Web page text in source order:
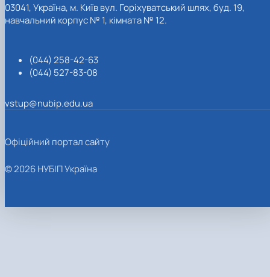
03041, Україна, м. Київ вул. Горіхуватський шлях, буд. 19,
навчальний корпус № 1, кімната № 12.
(044) 258-42-63
(044) 527-83-08
vstup@nubip.edu.ua
Офіційний портал сайту
© 2026 НУБІП Україна